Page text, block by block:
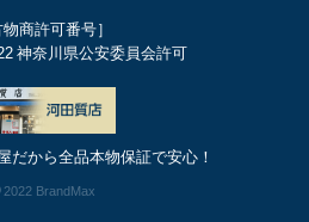
物商許可番号］
神奈川県公安委員会許可
だから全品本物保証で安心！
2022 BrandMax